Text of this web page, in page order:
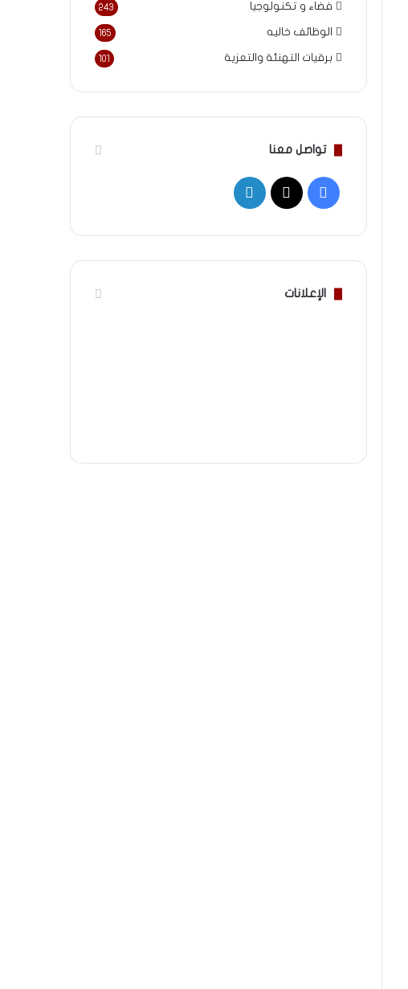
فضاء و تكنولوجيا 243
الوظائف خاليه 165
برقيات التهنئة والتعزية 101
تواصل معنا
فيسبوك
‫X لينكدإن
الإعلانات